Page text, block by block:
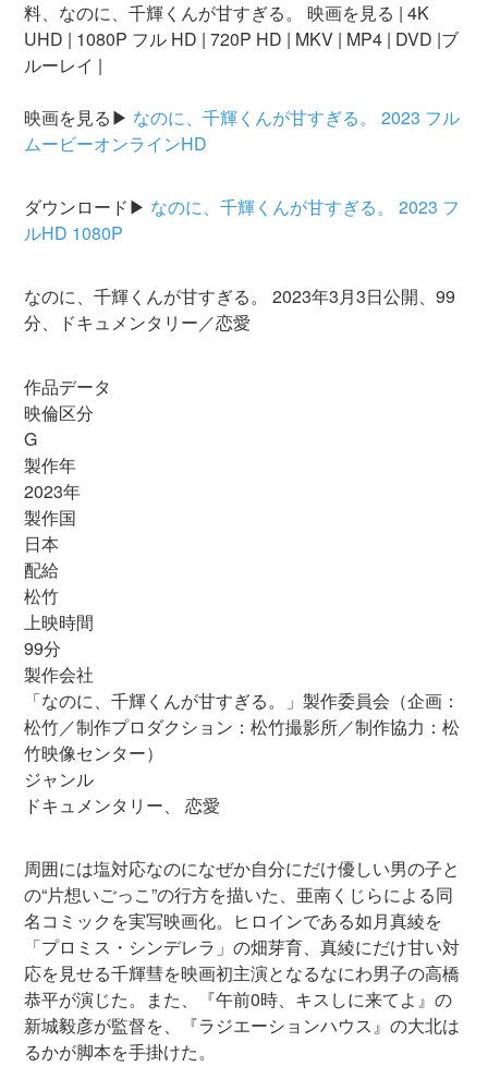
料、なのに、千輝くんが甘すぎる。 映画を見る | 4K
UHD | 1080P フル HD | 720P HD | MKV | MP4 | DVD |ブ
ルーレイ |
映画を見る▶ なのに、千輝くんが甘すぎる。 2023 フル
ムービーオンラインHD
ダウンロード▶ なのに、千輝くんが甘すぎる。 2023 フ
ルHD 1080P
なのに、千輝くんが甘すぎる。 2023年3月3日公開、99
分、ドキュメンタリー／恋愛
作品データ
映倫区分
G
製作年
2023年
製作国
日本
配給
松竹
上映時間
99分
製作会社
「なのに、千輝くんが甘すぎる。」製作委員会（企画：
松竹／制作プロダクション：松竹撮影所／制作協力：松
竹映像センター）
ジャンル
ドキュメンタリー、 恋愛
周囲には塩対応なのになぜか自分にだけ優しい男の子と
の“片想いごっこ”の行方を描いた、亜南くじらによる同
名コミックを実写映画化。ヒロインである如月真綾を
「プロミス・シンデレラ」の畑芽育、真綾にだけ甘い対
応を見せる千輝彗を映画初主演となるなにわ男子の高橋
恭平が演じた。また、『午前0時、キスしに来てよ』の
新城毅彦が監督を、『ラジエーションハウス』の大北は
るかが脚本を手掛けた。